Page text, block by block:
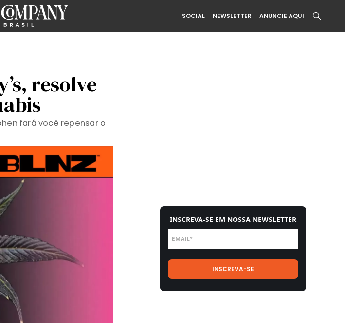
SOCIAL NEWSLETTER ANUNCIE AQUI
resolve
fará você repensar o
INSCREVA-SE EM NOSSA NEWSLETTER